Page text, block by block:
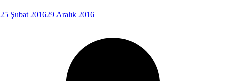
25 Şubat 201629 Aralık 2016